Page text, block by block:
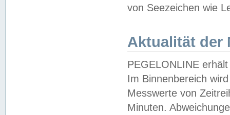
von Seezeichen wie
Aktualität der
PEGELONLINE
Im Binnenbereich
Messwerte von
Minuten.